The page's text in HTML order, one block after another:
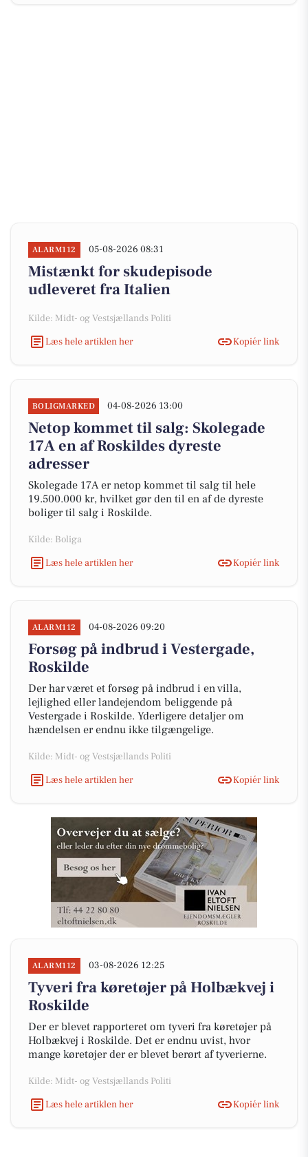
ALARM112 05-08-2026 08:31
Mistænkt for skudepisode
udleveret fra Italien
Kilde: Midt- og Vestsjællands Politi
Læs hele artiklen her
Kopiér link
BOLIGMARKED 04-08-2026 13:00
Netop kommet til salg: Skolegade
17A en af Roskildes dyreste
adresser
Skolegade 17A er netop kommet til salg til hele
19.500.000 kr, hvilket gør den til en af de dyreste
boliger til salg i Roskilde.
Kilde: Boliga
Læs hele artiklen her
Kopiér link
ALARM112 04-08-2026 09:20
Forsøg på indbrud i Vestergade,
Roskilde
Der har været et forsøg på indbrud i en villa,
lejlighed eller landejendom beliggende på
Vestergade i Roskilde. Yderligere detaljer om
hændelsen er endnu ikke tilgængelige.
Kilde: Midt- og Vestsjællands Politi
Læs hele artiklen her
Kopiér link
ALARM112 03-08-2026 12:25
Tyveri fra køretøjer på Holbækvej i
Roskilde
Der er blevet rapporteret om tyveri fra køretøjer på
Holbækvej i Roskilde. Det er endnu uvist, hvor
mange køretøjer der er blevet berørt af tyverierne.
Kilde: Midt- og Vestsjællands Politi
Læs hele artiklen her
Kopiér link